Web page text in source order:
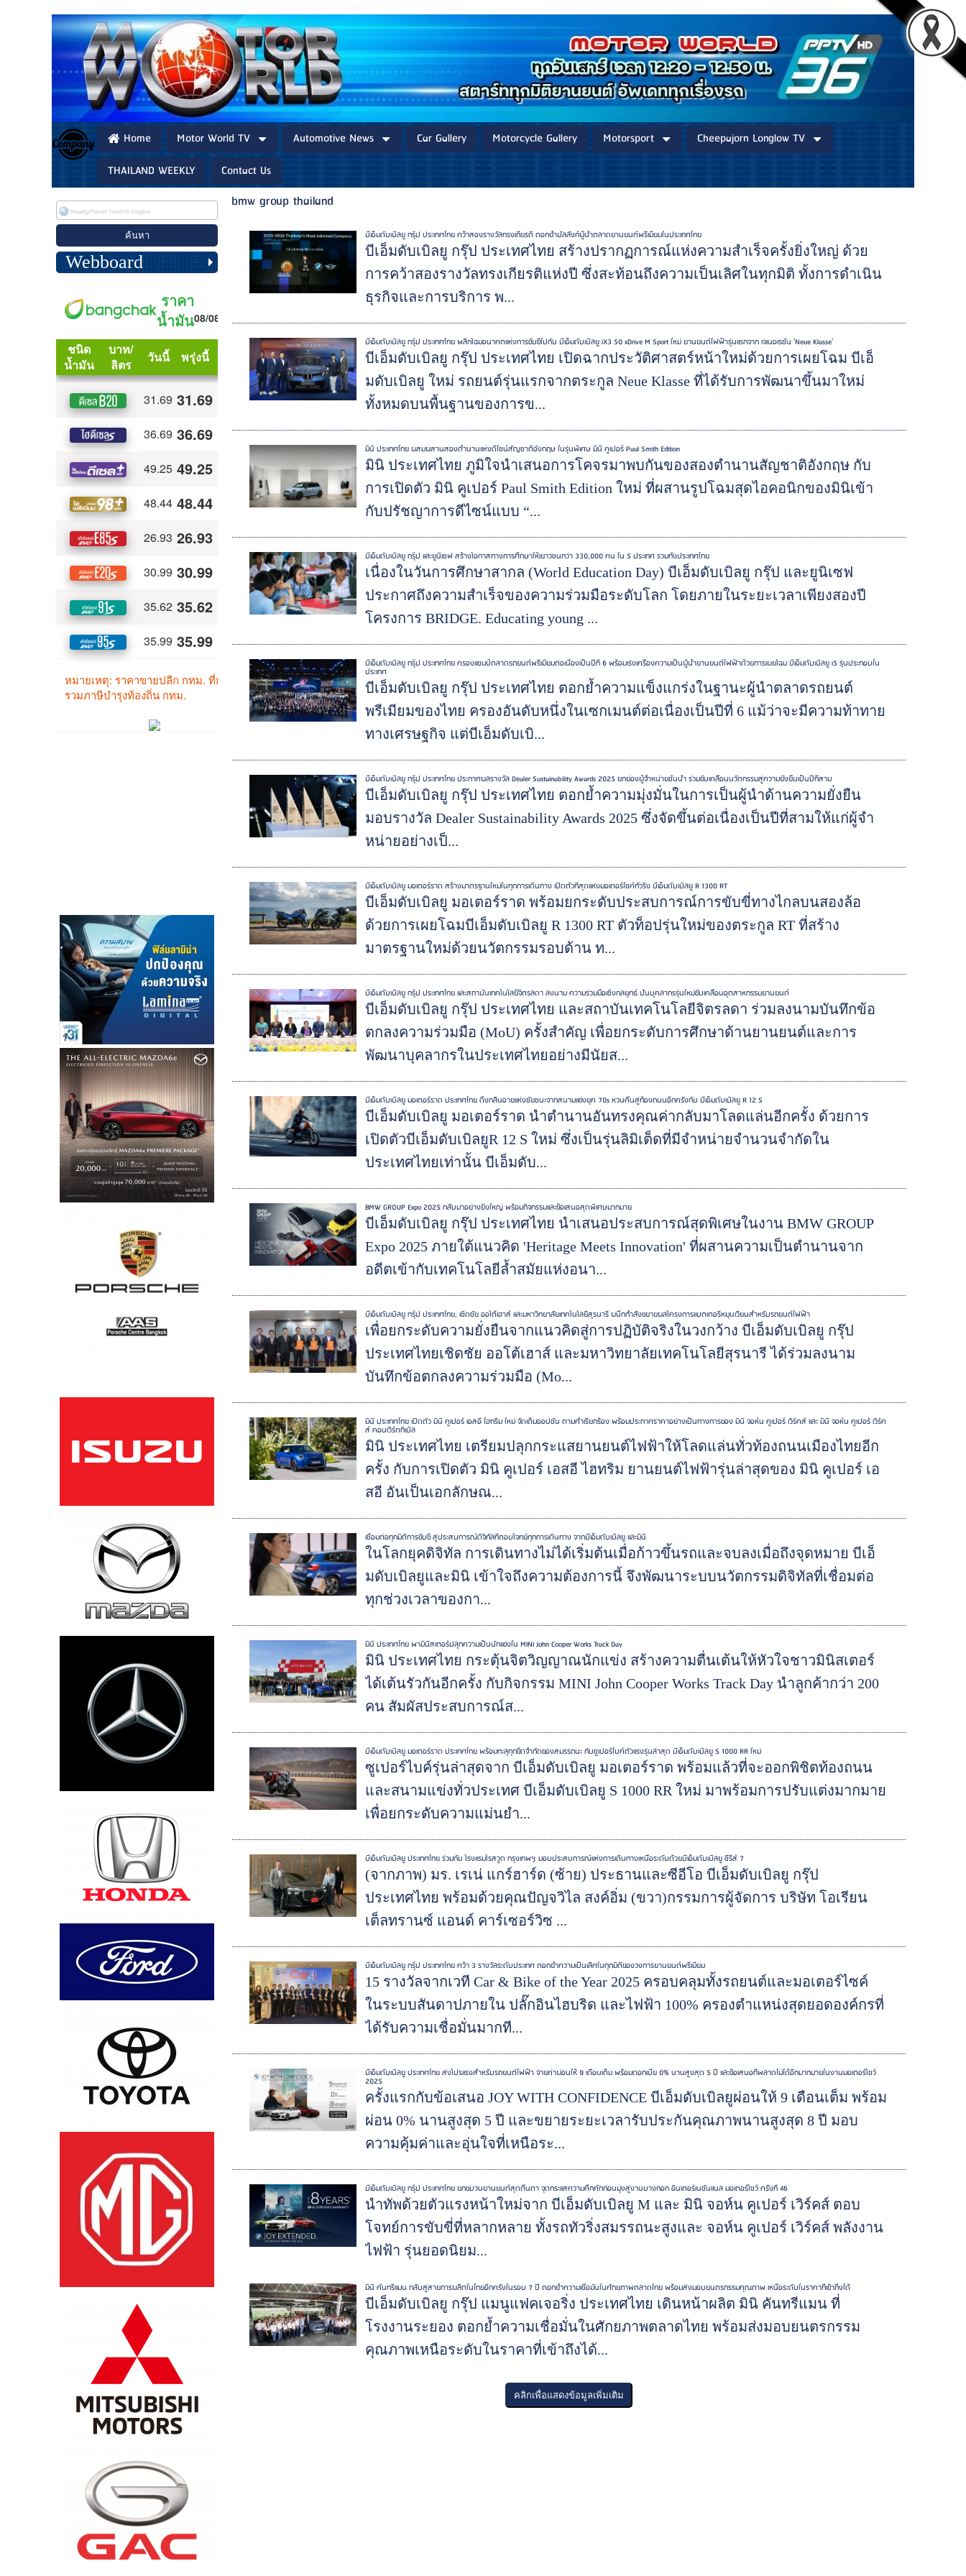
Home Motor World TV Automotive News Car Gallery Motorcycle Gallery Motorsport
Cheepajorn Longlow TV
THAILAND WEEKLY
Contact Us
Webboard
bmw group thailand
บีเอ็มดับเบิลยู กรุ๊ป ประเทศไทย คว้าสองรางวัลทรงเกียรติ ตอกย้ำบัลลังก์ผู้นำตลาดยานยนต์พรีเมียมในประเทศไทย
บีเอ็มดับเบิลยู กรุ๊ป ประเทศไทย สร้างปรากฏการณ์แห่งความสำเร็จครั้งยิ่งใหญ่ ด้วย
การคว้าสองรางวัลทรงเกียรติแห่งปี ซึ่งสะท้อนถึงความเป็นเลิศในทุกมิติ ทั้งการดำเนิน
ธุรกิจและการบริการ พ...
บีเอ็มดับเบิลยู กรุ๊ป ประเทศไทย พลิกโฉมอนาคตแห่งการขับขี่ไปกับ บีเอ็มดับเบิลยู iX3 50 xDrive M Sport ใหม่ ยานยนต์ไฟฟ้ารุ่นแรกจาก เจเนอเรชั่น 'Neue Klasse'
บีเอ็มดับเบิลยู กรุ๊ป ประเทศไทย เปิดฉากประวัติศาสตร์หน้าใหม่ด้วยการเผยโฉม บีเอ็
มดับเบิลยู ใหม่ รถยนต์รุ่นแรกจากตระกูล Neue Klasse ที่ได้รับการพัฒนาขึ้นมาใหม่
ทั้งหมดบนพื้นฐานของการข...
มินิ ประเทศไทย ผสมผสานสองตำนานแห่งดีไซน์สัญชาติอังกฤษ ในรุ่นพิเศษ มินิ คูเปอร์ Paul Smith Edition
มินิ ประเทศไทย ภูมิใจนำเสนอการโคจรมาพบกันของสองตำนานสัญชาติอังกฤษ กับ
การเปิดตัว มินิ คูเปอร์ Paul Smith Edition ใหม่ ที่ผสานรูปโฉมสุดไอคอนิกของมินิเข้า
กับปรัชญาการดีไซน์แบบ “...
บีเอ็มดับเบิลยู กรุ๊ป และยูนิเซฟ สร้างโอกาสทางการศึกษาให้เยาวชนกว่า 330,000 คน ใน 5 ประเทศ รวมทั้งประเทศไทย
เนื่องในวันการศึกษาสากล (World Education Day) บีเอ็มดับเบิลยู กรุ๊ป และยูนิเซฟ
ประกาศถึงความสำเร็จของความร่วมมือระดับโลก โดยภายในระยะเวลาเพียงสองปี
โครงการ BRIDGE. Educating young ...
บีเอ็มดับเบิลยู กรุ๊ป ประเทศไทย ครองแชมป์ตลาดรถยนต์พรีเมียมต่อเนื่องเป็นปีที่ 6 พร้อมเร่งเครื่องความเป็นผู้นำยานยนต์ไฟฟ้าด้วยการเผยโฉม บีเอ็มดับเบิลยู i5 รุ่นประกอบใน
ประเทศ
บีเอ็มดับเบิลยู กรุ๊ป ประเทศไทย ตอกย้ำความแข็งแกร่งในฐานะผู้นำตลาดรถยนต์
พรีเมียมของไทย ครองอันดับหนึ่งในเซกเมนต์ต่อเนื่องเป็นปีที่ 6 แม้ว่าจะมีความท้าทาย
ทางเศรษฐกิจ แต่บีเอ็มดับเบิ...
บีเอ็มดับเบิลยู กรุ๊ป ประเทศไทย ประกาศผลรางวัล Dealer Sustainability Awards 2025 ยกย่องผู้จำหน่ายชั้นนำ ร่วมขับเคลื่อนนวัตกรรมสู่ความยั่งยืนเป็นปีที่สาม
บีเอ็มดับเบิลยู กรุ๊ป ประเทศไทย ตอกย้ำความมุ่งมั่นในการเป็นผู้นำด้านความยั่งยืน
มอบรางวัล Dealer Sustainability Awards 2025 ซึ่งจัดขึ้นต่อเนื่องเป็นปีที่สามให้แก่ผู้จำ
หน่ายอย่างเป็...
บีเอ็มดับเบิลยู มอเตอร์ราด สร้างมาตรฐานใหม่ในทุกการเดินทาง เปิดตัวที่สุดแห่งมอเตอร์ไซค์ทัวริ่ง บีเอ็มดับเบิลยู R 1300 RT
บีเอ็มดับเบิลยู มอเตอร์ราด พร้อมยกระดับประสบการณ์การขับขี่ทางไกลบนสองล้อ
ด้วยการเผยโฉมบีเอ็มดับเบิลยู R 1300 RT ตัวท็อปรุ่นใหม่ของตระกูล RT ที่สร้าง
มาตรฐานใหม่ด้วยนวัตกรรมรอบด้าน ท...
บีเอ็มดับเบิลยู กรุ๊ป ประเทศไทย และสถาบันเทคโนโลยีจิตรลดา ลงนาม ความร่วมมือเชิงกลยุทธ์ ปั้นบุคลากรรุ่นใหม่ขับเคลื่อนอุตสาหกรรมยานยนต์
บีเอ็มดับเบิลยู กรุ๊ป ประเทศไทย และสถาบันเทคโนโลยีจิตรลดา ร่วมลงนามบันทึกข้อ
ตกลงความร่วมมือ (MoU) ครั้งสำคัญ เพื่อยกระดับการศึกษาด้านยานยนต์และการ
พัฒนาบุคลากรในประเทศไทยอย่างมีนัยส...
บีเอ็มดับเบิลยู มอเตอร์ราด ประเทศไทย ดึงกลิ่นอายแห่งชัยชนะจากสนามแข่งยุค 70s หวนคืนสู่ท้องถนนอีกครั้งกับ บีเอ็มดับเบิลยู R 12 S
บีเอ็มดับเบิลยู มอเตอร์ราด นำตำนานอันทรงคุณค่ากลับมาโลดแล่นอีกครั้ง ด้วยการ
เปิดตัวบีเอ็มดับเบิลยูR 12 S ใหม่ ซึ่งเป็นรุ่นลิมิเต็ดที่มีจำหน่ายจำนวนจำกัดใน
ประเทศไทยเท่านั้น บีเอ็มดับ...
BMW GROUP Expo 2025 กลับมาอย่างยิ่งใหญ่ พร้อมกิจกรรมและข้อเสนอสุดพิเศษมากมาย
บีเอ็มดับเบิลยู กรุ๊ป ประเทศไทย นำเสนอประสบการณ์สุดพิเศษในงาน BMW GROUP
Expo 2025 ภายใต้แนวคิด 'Heritage Meets Innovation' ที่ผสานความเป็นตำนานจาก
อดีตเข้ากับเทคโนโลยีล้ำสมัยแห่งอนา...
บีเอ็มดับเบิลยู กรุ๊ป ประเทศไทย, เชิดชัย ออโต้เฮาส์ และมหาวิทยาลัยเทคโนโลยีสุรนารี ผนึกกำลังขยายผลโครงการแบตเตอรี่หมุนเวียนสำหรับรถยนต์ไฟฟ้า
เพื่อยกระดับความยั่งยืนจากแนวคิดสู่การปฏิบัติจริงในวงกว้าง บีเอ็มดับเบิลยู กรุ๊ป
ประเทศไทยเชิดชัย ออโต้เฮาส์ และมหาวิทยาลัยเทคโนโลยีสุรนารี ได้ร่วมลงนาม
บันทึกข้อตกลงความร่วมมือ (Mo...
มินิ ประเทศไทย เปิดตัว มินิ คูเปอร์ เอสอี ไฮทริม ใหม่ จัดเต็มออปชั่น ตามคำเรียกร้อง พร้อมประกาศราคาอย่างเป็นทางการของ มินิ จอห์น คูเปอร์ เวิร์คส์ และ มินิ จอห์น คูเปอร์ เวิร์ค
ส์ คอนเวิร์ตทิเบิล
มินิ ประเทศไทย เตรียมปลุกกระแสยานยนต์ไฟฟ้าให้โลดแล่นทั่วท้องถนนเมืองไทยอีก
ครั้ง กับการเปิดตัว มินิ คูเปอร์ เอสอี ไฮทริม ยานยนต์ไฟฟ้ารุ่นล่าสุดของ มินิ คูเปอร์ เอ
สอี อันเป็นเอกลักษณ...
เชื่อมต่อทุกมิติการขับขี่ สู่ประสบการณ์ดิจิทัลที่ตอบโจทย์ทุกการเดินทาง จากบีเอ็มดับเบิลยู และมินิ
ในโลกยุคดิจิทัล การเดินทางไม่ได้เริ่มต้นเมื่อก้าวขึ้นรถและจบลงเมื่อถึงจุดหมาย บีเอ็
มดับเบิลยูและมินิ เข้าใจถึงความต้องการนี้ จึงพัฒนาระบบนวัตกรรมดิจิทัลที่เชื่อมต่อ
ทุกช่วงเวลาของกา...
มินิ ประเทศไทย พามินิสเตอร์ปลุกความเป็นนักแข่งใน MINI John Cooper Works Track Day
มินิ ประเทศไทย กระตุ้นจิตวิญญาณนักแข่ง สร้างความตื่นเต้นให้หัวใจชาวมินิสเตอร์
ได้เต้นรัวกันอีกครั้ง กับกิจกรรม MINI John Cooper Works Track Day นำลูกค้ากว่า 200
คน สัมผัสประสบการณ์ส...
บีเอ็มดับเบิลยู มอเตอร์ราด ประเทศไทย พร้อมทะลุทุกขีดจำกัดของสมรรถนะ กับซูเปอร์ไบค์ตัวแรงรุ่นล่าสุด บีเอ็มดับเบิลยู S 1000 RR ใหม่
ซูเปอร์ไบค์รุ่นล่าสุดจาก บีเอ็มดับเบิลยู มอเตอร์ราด พร้อมแล้วที่จะออกพิชิตท้องถนน
และสนามแข่งทั่วประเทศ บีเอ็มดับเบิลยู S 1000 RR ใหม่ มาพร้อมการปรับแต่งมากมาย
เพื่อยกระดับความแม่นยำ...
บีเอ็มดับเบิลยู ประเทศไทย ร่วมกับ โรงแรมโรสวูด กรุงเทพฯ มอบประสบการณ์แห่งการเดินทางเหนือระดับด้วยบีเอ็มดับเบิลยู ซีรีส์ 7
(จากภาพ) มร. เรเน่ แกร์ฮาร์ด (ซ้าย) ประธานและซีอีโอ บีเอ็มดับเบิลยู กรุ๊ป
ประเทศไทย พร้อมด้วยคุณปัญจวิไล สงค์อิ่ม (ขวา)กรรมการผู้จัดการ บริษัท โอเรียน
เต็ลทรานซ์ แอนด์ คาร์เซอร์วิซ ...
บีเอ็มดับเบิลยู กรุ๊ป ประเทศไทย คว้า 3 รางวัลระดับประเทศ ตอกย้ำความเป็นเลิศในทุกมิติของวงการยานยนต์พรีเมียม
15 รางวัลจากเวที Car & Bike of the Year 2025 ครอบคลุมทั้งรถยนต์และมอเตอร์ไซค์
ในระบบสันดาปภายใน ปลั๊กอินไฮบริด และไฟฟ้า 100% ครองตำแหน่งสุดยอดองค์กรที่
ได้รับความเชื่อมั่นมากที...
บีเอ็มดับเบิลยู ประเทศไทย ส่งโปรแรงสำหรับรถยนต์ไฟฟ้า จ่ายค่าผ่อนให้ 9 เดือนเต็ม พร้อมดอกเบี้ย 0% นานสูงสุด 5 ปี และข้อเสนอที่พลาดไม่ได้อีกมากมายในงานมอเตอร์โชว์
2025
ครั้งแรกกับข้อเสนอ JOY WITH CONFIDENCE บีเอ็มดับเบิลยูผ่อนให้ 9 เดือนเต็ม พร้อม
ผ่อน 0% นานสูงสุด 5 ปี และขยายระยะเวลารับประกันคุณภาพนานสูงสุด 8 ปี มอบ
ความคุ้มค่าและอุ่นใจที่เหนือระ...
บีเอ็มดับเบิลยู กรุ๊ป ประเทศไทย ยกขบวนยานยนต์สุดตื่นตา จุดกระแสความคึกคักก่อนมุ่งสู่งานบางกอก อินเตอร์เนชั่นแนล มอเตอร์โชว์ ครั้งที่ 46
นำทัพด้วยตัวแรงหน้าใหม่จาก บีเอ็มดับเบิลยู M และ มินิ จอห์น คูเปอร์ เวิร์คส์ ตอบ
โจทย์การขับขี่ที่หลากหลาย ทั้งรถทัวริ่งสมรรถนะสูงและ จอห์น คูเปอร์ เวิร์คส์ พลังงาน
ไฟฟ้า รุ่นยอดนิยม...
มินิ คันทรีแมน กลับสู่สายการผลิตในไทยอีกครั้งในรอบ 7 ปี ตอกย้ำความเชื่อมั่นในศักยภาพตลาดไทย พร้อมส่งมอบยนตรกรรมคุณภาพ เหนือระดับในราคาที่เข้าถึงได้
บีเอ็มดับเบิลยู กรุ๊ป แมนูแฟคเจอริ่ง ประเทศไทย เดินหน้าผลิต มินิ คันทรีแมน ที่
โรงงานระยอง ตอกย้ำความเชื่อมั่นในศักยภาพตลาดไทย พร้อมส่งมอบยนตรกรรม
คุณภาพเหนือระดับในราคาที่เข้าถึงได้...